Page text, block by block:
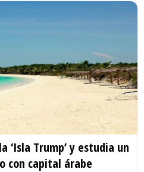
‘Isla Trump’ y estudia un
con capital árabe